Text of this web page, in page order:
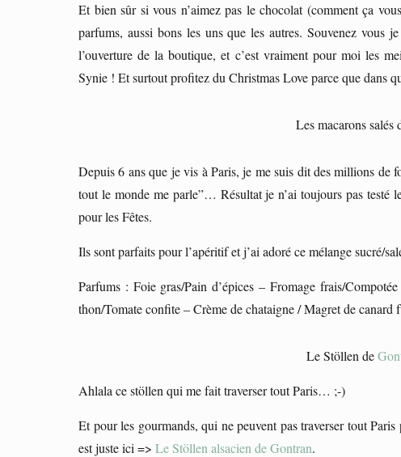
Et bien sûr si vous n’aimez pas le chocolat (comment ça
parfums, aussi bons les uns que les autres. Souvenez vous
l’ouverture de la boutique, et c’est vraiment pour moi les
Synie ! Et surtout profitez du Christmas Love parce que dans
Les macarons salés
Depuis 6 ans que je vis à Paris, je me suis dit des millions de
tout le monde me parle”… Résultat je n’ai toujours pas testé
pour les Fêtes.
Ils sont parfaits pour l’apéritif et j’ai adoré ce mélange sucré/
Parfums : Foie gras/Pain d’épices – Fromage frais/
thon/Tomate confite – Crème de chataigne / Magret de canard
Le Stöllen de
Ahlala ce stöllen qui me fait traverser tout Paris… ;-)
Et pour les gourmands, qui ne peuvent pas traverser tout
est juste ici => Le Stöllen alsacien de Gontran.